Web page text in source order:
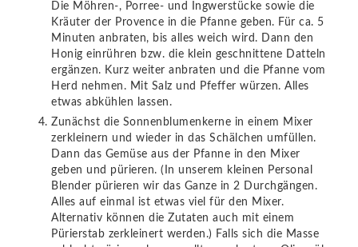
Die Möhren-, Porree- und Ingwerstücke sowie die
Kräuter der Provence in die Pfanne geben. Für ca. 5
Minuten anbraten, bis alles weich wird. Dann den
Honig einrühren bzw. die klein geschnittene Datteln
ergänzen. Kurz weiter anbraten und die Pfanne vom
Herd nehmen. Mit Salz und Pfeffer würzen. Alles
etwas abkühlen lassen.
Zunächst die Sonnenblumenkerne in einem Mixer
zerkleinern und wieder in das Schälchen umfüllen.
Dann das Gemüse aus der Pfanne in den Mixer
geben und pürieren. (In unserem kleinen Personal
Blender pürieren wir das Ganze in 2 Durchgängen.
Alles auf einmal ist etwas viel für den Mixer.
Alternativ können die Zutaten auch mit einem
Pürierstab zerkleinert werden.) Falls sich die Masse